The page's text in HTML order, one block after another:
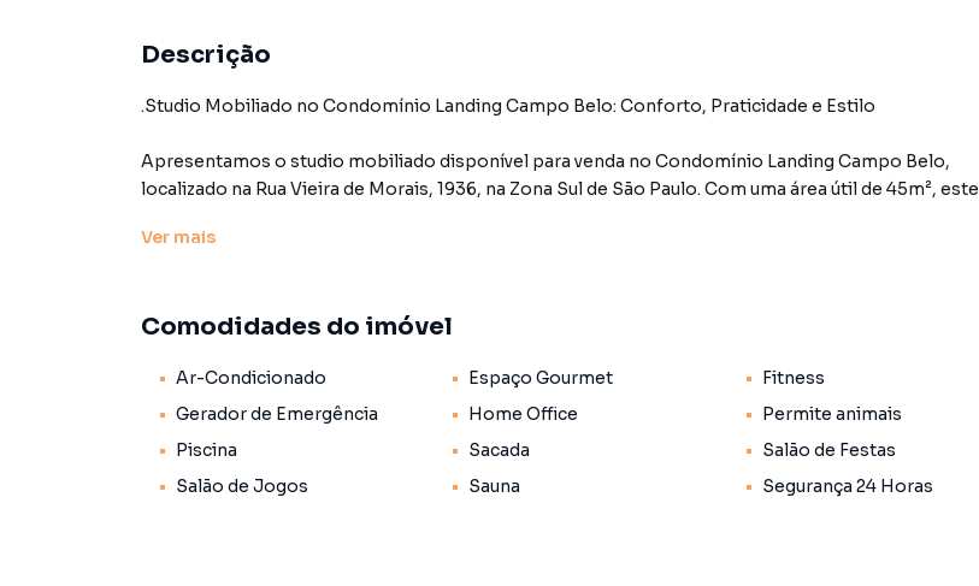
Descrição
.Studio Mobiliado no Condomínio Landing Campo Belo: Conforto, Praticidade e Estilo
Apresentamos o studio mobiliado disponível para venda no Condomínio Landing Campo Belo,
localizado na Rua Vieira de Morais, 1936, na Zona Sul de São Paulo. Com uma área útil de 45m², este
a dia.
• Mobiliado e Decorado: O apartamento é entregue totalmente mobiliado, incluindo cama, sofá e
• Cozinha Equipadíssima: A cozinha conta com eletrodomésticos modernos, como micro-ondas,
cooktop e geladeira, além de utensílios domésticos essenciais para o preparo de refeições.
• Equipado com máquina de lavar e secar roupas, oferecendo praticidade e comodidade no dia a dia.
garantindo segurança e conectividade.
Ver mais
Comodidades do imóvel
Ar-Condicionado Espaço Gourmet
Fitness
Gerador de Emergência
Home Office
Permite animais
Piscina
Sacada
Salão de Festas
Salão de Jogos
Sauna Segurança 24 Horas